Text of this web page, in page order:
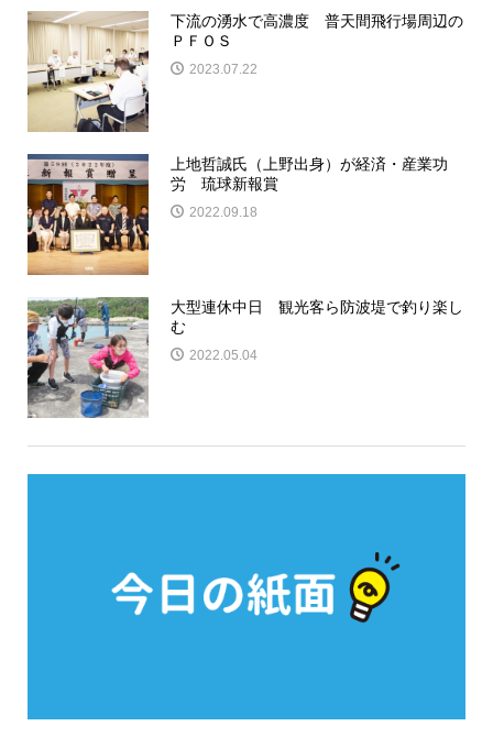
下流の湧水で高濃度 普天間飛行場周辺の
ＰＦＯＳ
2023.07.22
上地哲誠氏（上野出身）が経済・産業功
労 琉球新報賞
2022.09.18
大型連休中日 観光客ら防波堤で釣り楽し
む
2022.05.04